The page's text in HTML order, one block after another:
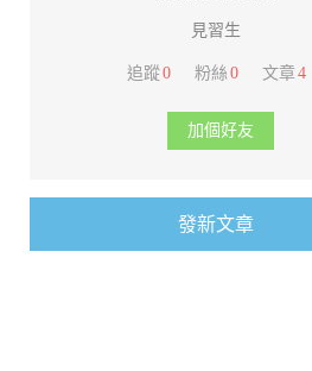
見習生
追蹤0 粉絲 0 文章4
加個好友
發新文章